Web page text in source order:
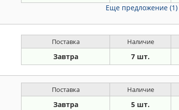
Еще предложение (1)
Поставка Наличие
Завтра 7 шт.
Поставка Наличие
Завтра 5 шт.